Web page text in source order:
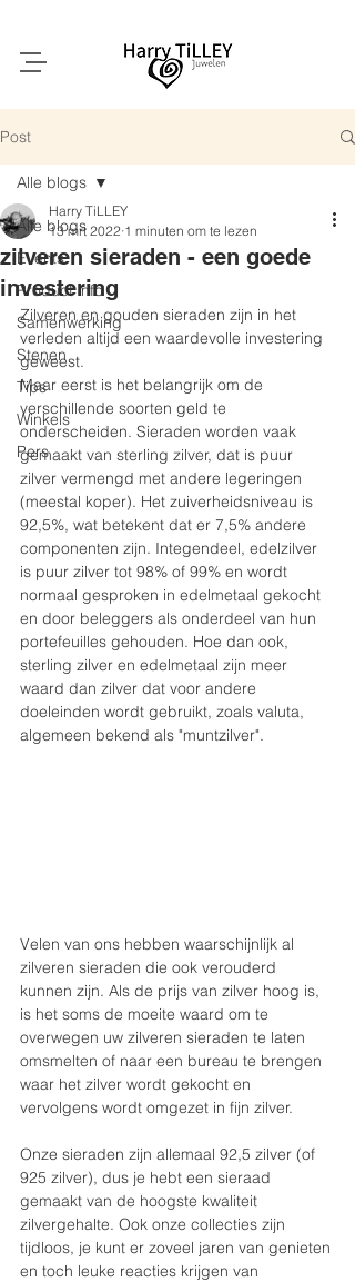
Post
Alle blogs
Events
Product info
Samenwerking
Stenen
Tips
Winkels
Pers
Alle blogs
zilveren sieraden - een goede
investering
Harry TiLLEY
13 mrt 2022 1 minuten om te lezen
Zilveren en gouden sieraden zijn in het
verleden altijd een waardevolle investering
geweest.
Maar eerst is het belangrijk om de
verschillende soorten geld te
onderscheiden. Sieraden worden vaak
gemaakt van sterling zilver, dat is puur
zilver vermengd met andere legeringen
(meestal koper). Het zuiverheidsniveau is
92,5%, wat betekent dat er 7,5% andere
componenten zijn. Integendeel, edelzilver
is puur zilver tot 98% of 99% en wordt
normaal gesproken in edelmetaal gekocht
en door beleggers als onderdeel van hun
portefeuilles gehouden. Hoe dan ook,
sterling zilver en edelmetaal zijn meer
waard dan zilver dat voor andere
doeleinden wordt gebruikt, zoals valuta,
algemeen bekend als "muntzilver".
Velen van ons hebben waarschijnlijk al
zilveren sieraden die ook verouderd
kunnen zijn. Als de prijs van zilver hoog is,
is het soms de moeite waard om te
overwegen uw zilveren sieraden te laten
omsmelten of naar een bureau te brengen
waar het zilver wordt gekocht en
vervolgens wordt omgezet in fijn zilver.
Onze sieraden zijn allemaal 92,5 zilver (of
925 zilver), dus je hebt een sieraad
gemaakt van de hoogste kwaliteit
zilvergehalte. Ook onze collecties zijn
tijdloos, je kunt er zoveel jaren van genieten
en toch leuke reacties krijgen van